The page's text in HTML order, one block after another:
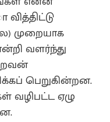
முறையாக
வளர்ந்து
பெறுகின்றன.
வழிபட்ட ஏழு